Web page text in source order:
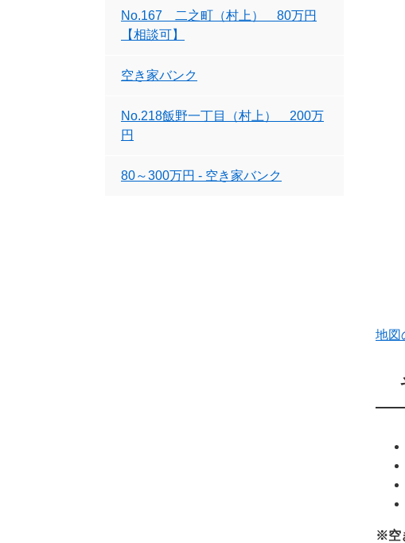
地図
※空
No.167 二之町（村上） 80万円
【相談可】
空き家バンク
No.218飯野一丁目（村上） 200万
円
80～300万円 - 空き家バンク